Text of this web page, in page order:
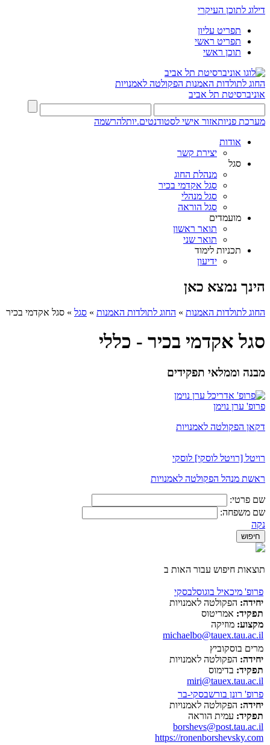
דילוג לתוכן העיקרי
תפריט עליון
תפריט ראשי
תוכן ראשי
החוג לתולדות האמנות הפקולטה לאמנויות
אוניברסיטת תל אביב
מערכת פניותאזור אישי לסטודנטים.יותלהרשמה
אודות
יצירת קשר
סגל
מנהלת החוג
סגל אקדמי בכיר
סגל מנהלי
סגל הוראה
מועמדים
תואר ראשון
תואר שני
תכניות לימוד
ידיעון
הינך נמצא כאן
החוג לתולדות האמנות » החוג לתולדות האמנות » סגל » סגל אקדמי בכיר
סגל אקדמי בכיר - כללי
מבנה וממלאי תפקידים
פרופ' ערן נוימן
דקאן הפקולטה לאמנויות
רויטל [רויטל לוסקי] לוסקי
ראשת מנהל הפקולטה לאמנויות
שם פרטי:
שם משפחה:
נקה
תוצאות חיפוש עבור האות ב
פרופ' מיכאיל בוגוסלבסקי
יחידה: הפקולטה לאמנויות
תפקיד: אמריטוס
מקצוע: מוזיקה
michaelbo@tauex.tau.ac.il
מרים בוסקוביץ
יחידה: הפקולטה לאמנויות
תפקיד: בדימוס
miri@tauex.tau.ac.il
פרופ' רונן בורשבסקי-בר
יחידה: הפקולטה לאמנויות
תפקיד: עמית הוראה
borshevs@post.tau.ac.il
https://ronenborshevsky.com